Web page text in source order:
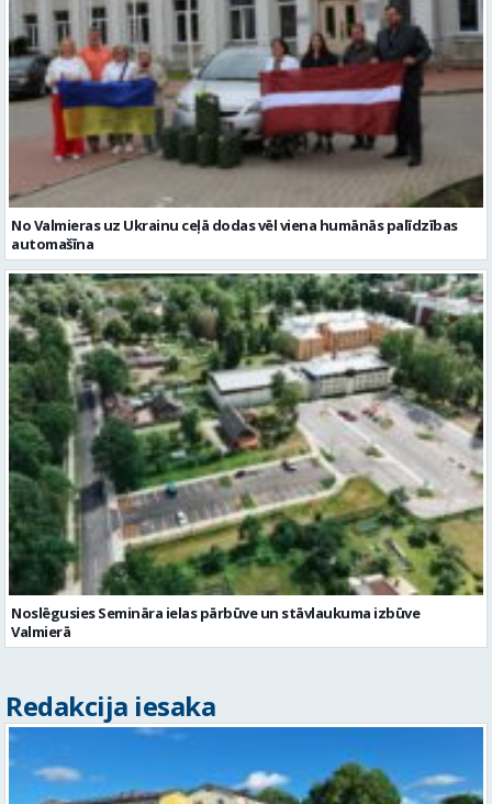
No Valmieras uz Ukrainu ceļā dodas vēl viena humānās palīdzības
automašīna
Noslēgusies Semināra ielas pārbūve un stāvlaukuma izbūve
Valmierā
Redakcija iesaka